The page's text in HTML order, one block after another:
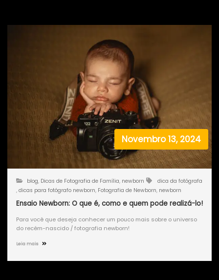
Novembro 13, 2024
blog, Dicas de Fotografia de Família, newborn
dica da fotógrafa
, dicas para fotógrafo newborn, Fotografia de Newborn, newborn
Ensaio Newborn: O que é, como e quem pode realizá-lo!
Para você que deseja conhecer um pouco mais sobre o universo
do recém-nascido / fotografia newborn!
Leia mais